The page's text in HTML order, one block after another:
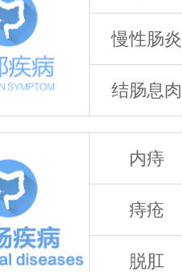
慢性肠炎
结肠息肉
内痔
痔疮
脱肛